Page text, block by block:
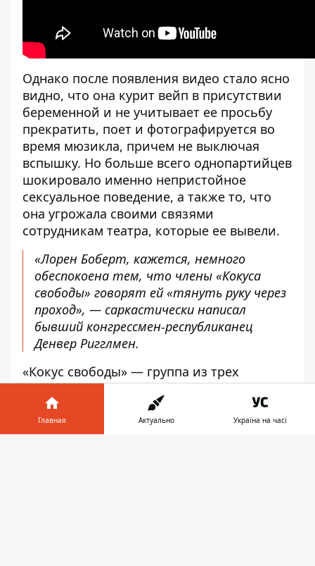
Однако после появления видео стало ясно
видно, что она курит вейп в присутствии
беременной и не учитывает ее просьбу
прекратить, поет и фотографируется во
время мюзикла, причем не выключая
вспышку. Но больше всего однопартийцев
шокировало именно непристойное
сексуальное поведение, а также то, что
она угрожала своими связями
сотрудникам театра, которые ее вывели.
«Лорен Боберт, кажется, немного
обеспокоена тем, что члены «Кокуса
свободы» говорят ей «тянуть руку через
проход», — саркастически написал
бывший конгрессмен-республиканец
Денвер Ригглмен.
«Кокус свободы» — группа из трех
десятков ультраправых республиканцев в
Палате представителей, одним из лидеров
которых является Беберт — из-за
скандала потерпела тяжелый удар. В
Главная Актуально Україна на часі